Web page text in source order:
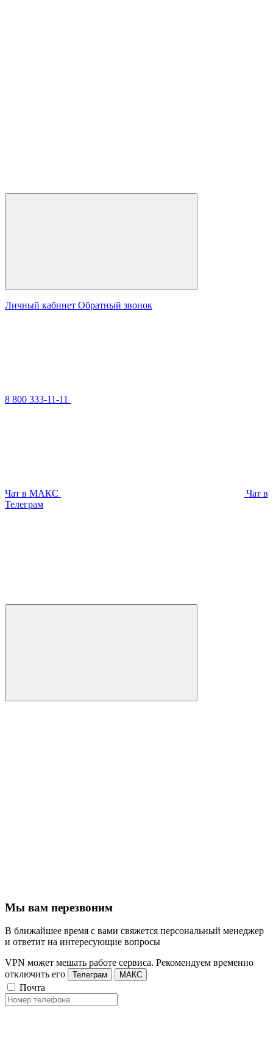
Личный кабинет Обратный звонок
8 800 333-11-11
Чат в МАКС
Чат в
Телеграм
Мы вам перезвоним
В ближайшее время с вами свяжется персональный менеджер
и ответит на интересующие вопросы
VPN может мешать работе сервиса. Рекомендуем временно
отключить его
Телеграм МАКС
Почта